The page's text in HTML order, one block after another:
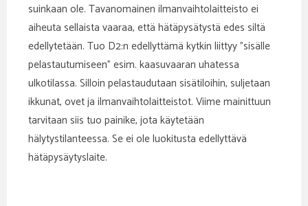
suinkaan ole. Tavanomainen ilmanvaihtolaitteisto ei
aiheuta sellaista vaaraa, että hätäpysätystä edes siltä
edellytetään. Tuo D2:n edellyttämä kytkin liittyy ”sisälle
pelastautumiseen” esim. kaasuvaaran uhatessa
ulkotilassa. Silloin pelastaudutaan sisätiloihin, suljetaan
ikkunat, ovet ja ilmanvaihtolaitteistot. Viime mainittuun
tarvitaan siis tuo painike, jota käytetään
hälytystilanteessa. Se ei ole luokitusta edellyttävä
hätäpysäytyslaite.